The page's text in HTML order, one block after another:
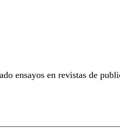
ensayos en revistas de